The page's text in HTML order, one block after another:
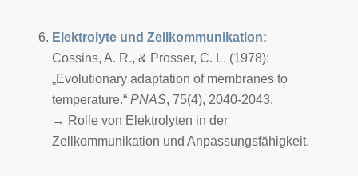
Elektrolyte und Zellkommunikation:
Cossins, A. R., & Prosser, C. L. (1978):
„Evolutionary adaptation of membranes to
temperature.“ PNAS, 75(4), 2040-2043.
→ Rolle von Elektrolyten in der
Zellkommunikation und Anpassungsfähigkeit.